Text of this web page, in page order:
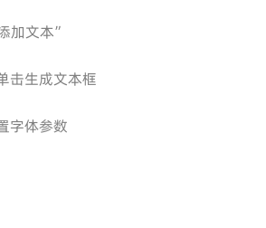
加文本”
击生成文本框
字体参数